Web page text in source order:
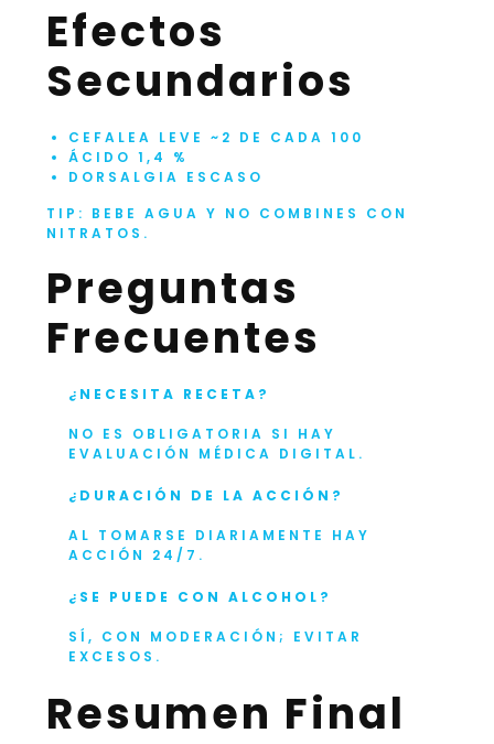
Efectos
Secundarios
CEFALEA LEVE ~2 DE CADA 100
ÁCIDO 1,4 %
DORSALGIA ESCASO
TIP: BEBE AGUA Y NO COMBINES CON
NITRATOS.
Preguntas
Frecuentes
¿NECESITA RECETA?
NO ES OBLIGATORIA SI HAY
EVALUACIÓN MÉDICA DIGITAL.
¿DURACIÓN DE LA ACCIÓN?
AL TOMARSE DIARIAMENTE HAY
ACCIÓN 24/7.
¿SE PUEDE CON ALCOHOL?
SÍ, CON MODERACIÓN; EVITAR
EXCESOS.
Resumen Final